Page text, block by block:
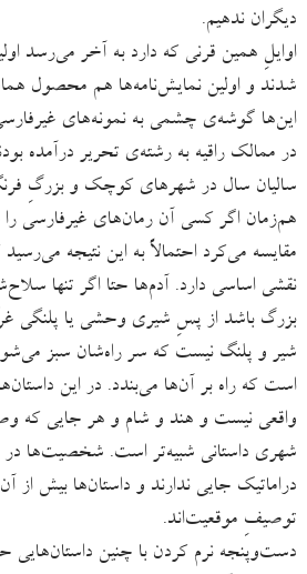
دیگران ندهیم.
اوایلِ همین قرنی که دارد به آخر می‌رسد
شدند و اولین نمایش‌نامه‌ها هم محصول
این‌ها گوشه‌ی چشمی به نمونه‌های غیرفارسی
در ممالک راقیه به رشته‌ی تحریر درآمده
سالیان سال در شهرهای کوچک و بزرگِ
هم‌زمان اگر کسی آن رمان‌های غیرفارسی را
مقایسه می‌کرد احتمالاً به این نتیجه
نقشی اساسی دارد. آدم‌ها حتا اگر تنها
بزرگ باشد از پسِ شیری وحشی یا پلنگی
شیر و پلنگ نیست که سر راه‌شان سبز
است که راه بر آن‌ها می‌بندد. در این
واقعی نیست و هند و شام و هر جایی که
شهری داستانی شبیه‌تر است. شخصیت‌ها
دراماتیک جایی ندارند و داستان‌ها بیش از
توصیفِ موقعیت‌اند.
دست‌وپنجه نرم کردن با چنین داستان‌هایی